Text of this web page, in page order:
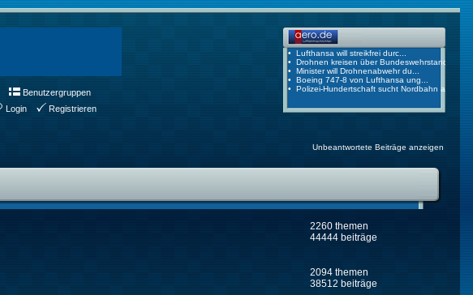
Benutzergruppen
Login Registrieren
Unbeantwortete Beiträge anzeigen
2260 themen
44444 beiträge
2094 themen
38512 beiträge